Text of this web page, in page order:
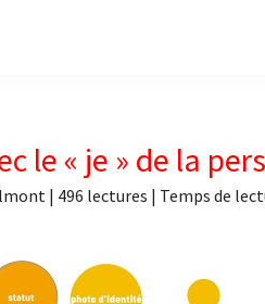
le « je » de la
| 496 lectures | Temps de